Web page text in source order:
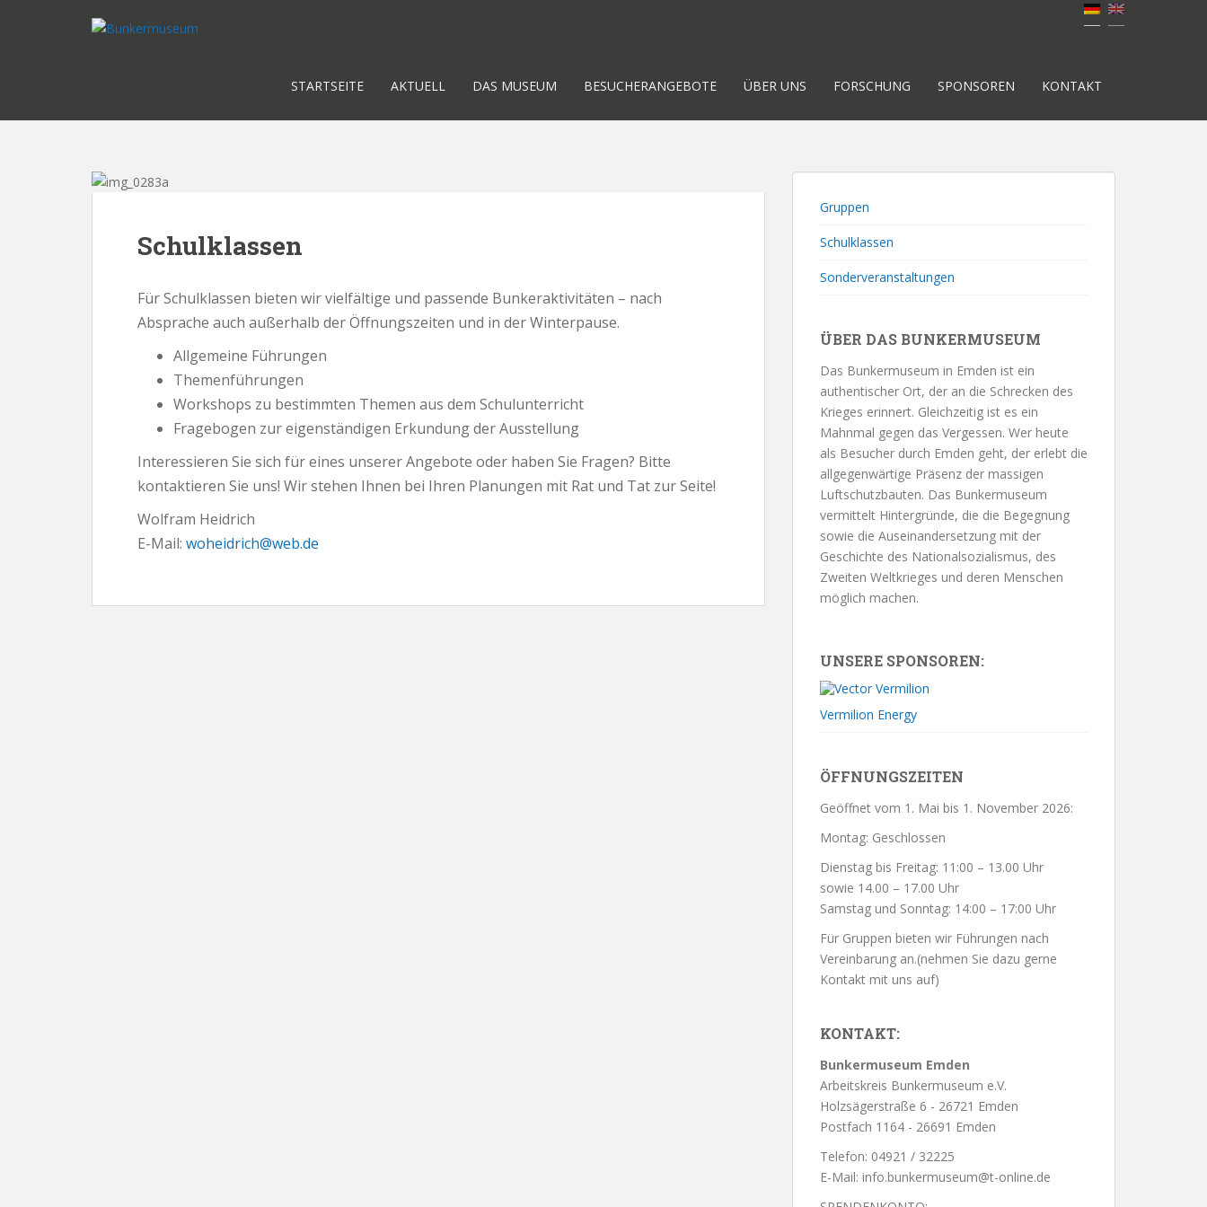
STARTSEITE AKTUELL DAS MUSEUM BESUCHERANGEBOTE ÜBER UNS FORSCHUNG SPONSOREN KONTAKT
Schulklassen
Für Schulklassen bieten wir vielfältige und passende Bunkeraktivitäten – nach
Absprache auch außerhalb der Öffnungszeiten und in der Winterpause.
Allgemeine Führungen
Themenführungen
Workshops zu bestimmten Themen aus dem Schulunterricht
Fragebogen zur eigenständigen Erkundung der Ausstellung
Interessieren Sie sich für eines unserer Angebote oder haben Sie Fragen? Bitte
kontaktieren Sie uns! Wir stehen Ihnen bei Ihren Planungen mit Rat und Tat zur Seite!
Wolfram Heidrich
E-Mail: woheidrich@web.de
Gruppen
Schulklassen
Sonderveranstaltungen
ÜBER DAS BUNKERMUSEUM
Das Bunkermuseum in Emden ist ein
authentischer Ort, der an die Schrecken des
Krieges erinnert. Gleichzeitig ist es ein
Mahnmal gegen das Vergessen. Wer heute
als Besucher durch Emden geht, der erlebt die
allgegenwärtige Präsenz der massigen
Luftschutzbauten. Das Bunkermuseum
vermittelt Hintergründe, die die Begegnung
sowie die Auseinandersetzung mit der
Geschichte des Nationalsozialismus, des
Zweiten Weltkrieges und deren Menschen
möglich machen.
UNSERE SPONSOREN:
Vermilion Energy
ÖFFNUNGSZEITEN
Geöffnet vom 1. Mai bis 1. November 2026:
Montag: Geschlossen
Dienstag bis Freitag: 11:00 – 13.00 Uhr
sowie 14.00 – 17.00 Uhr
Samstag und Sonntag: 14:00 – 17:00 Uhr
Für Gruppen bieten wir Führungen nach
Vereinbarung an.(nehmen Sie dazu gerne
Kontakt mit uns auf)
KONTAKT:
Bunkermuseum Emden
Arbeitskreis Bunkermuseum e.V.
Holzsägerstraße 6 - 26721 Emden
Postfach 1164 - 26691 Emden
Telefon: 04921 / 32225
E-Mail: info.bunkermuseum@t-online.de